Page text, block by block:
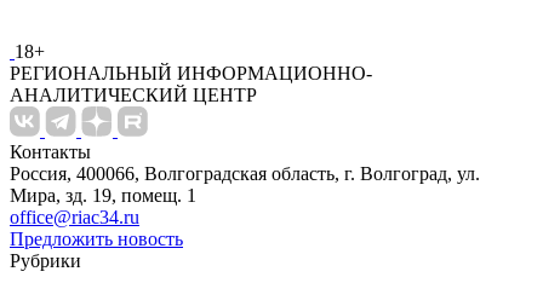
18+
РЕГИОНАЛЬНЫЙ ИНФОРМАЦИОННО-
АНАЛИТИЧЕСКИЙ ЦЕНТР
Контакты
Россия, 400066, Волгоградская область, г. Волгоград, ул.
Мира, зд. 19, помещ. 1
office@riac34.ru
Предложить новость
Рубрики